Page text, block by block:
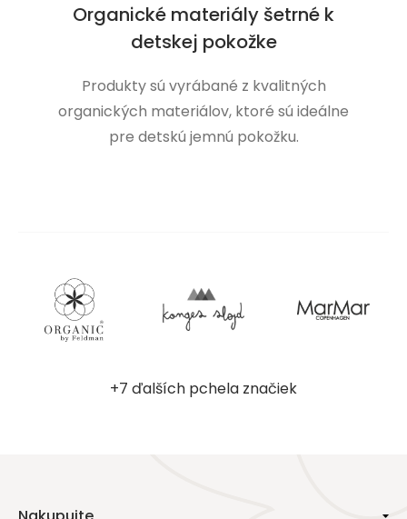
Organické materiály šetrné k
detskej pokožke
Produkty sú vyrábané z kvalitných
organických materiálov, ktoré sú ideálne
pre detskú jemnú pokožku.
+7 ďalších pchela značiek